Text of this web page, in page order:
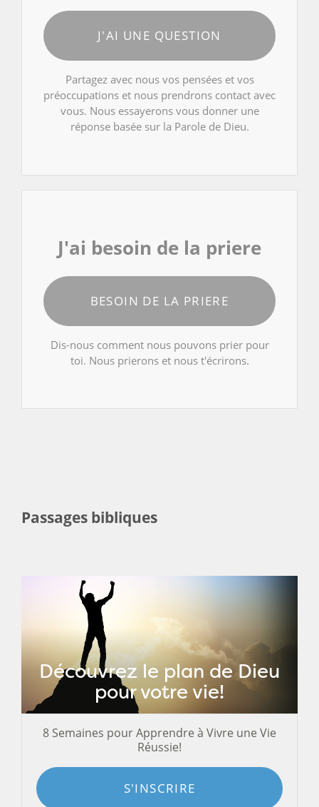
J'AI UNE QUESTION
Partagez avec nous vos pensées et vos
préoccupations et nous prendrons contact avec
vous. Nous essayerons vous donner une
réponse basée sur la Parole de Dieu.
J'ai besoin de la priere
BESOIN DE LA PRIERE
Dis-nous comment nous pouvons prier pour
toi. Nous prierons et nous t'écrirons.
Passages bibliques
Découvrez le plan de Dieu
pour votre vie!
8 Semaines pour Apprendre à Vivre une Vie
Réussie!
S'INSCRIRE